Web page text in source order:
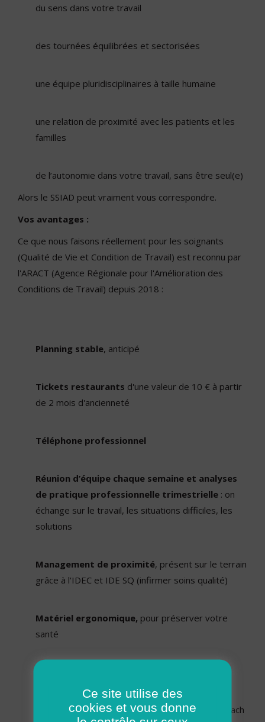
du sens dans votre travail
des tournées équilibrées et sectorisées
une équipe pluridisciplinaires à taille humaine
une relation de proximité avec les patients et les
familles
de l’autonomie dans votre travail, sans être seul(e)
Alors le SSIAD peut vraiment vous correspondre.
Vos avantages :
Ce que nous faisons réellement pour les soignants
(Qualité de Vie et Condition de Travail) est reconnu par
l'ARACT (Agence Régionale pour l'Amélioration des
Conditions de Travail) depuis 2018 :
Planning stable, anticipé
Tickets restaurants d'une valeur de 10 € à partir
de 2 mois d'ancienneté
Téléphone professionnel
Réunion d’équipe chaque semaine et analyses
de pratique professionnelle trimestrielle : on
échange sur le travail, les situations difficiles, les
solutions
Management de proximité, présent sur le terrain
grâce à l'IDEC et IDE SQ (infirmer soins qualité)
Matériel ergonomique, pour préserver votre
santé
Actions sport et événements conviviaux,
coach
Ce site utilise des
cookies et vous donne